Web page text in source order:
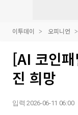
이투데이 오피니언
[AI 코인
진 희망
입력 2026-06-11 06:00